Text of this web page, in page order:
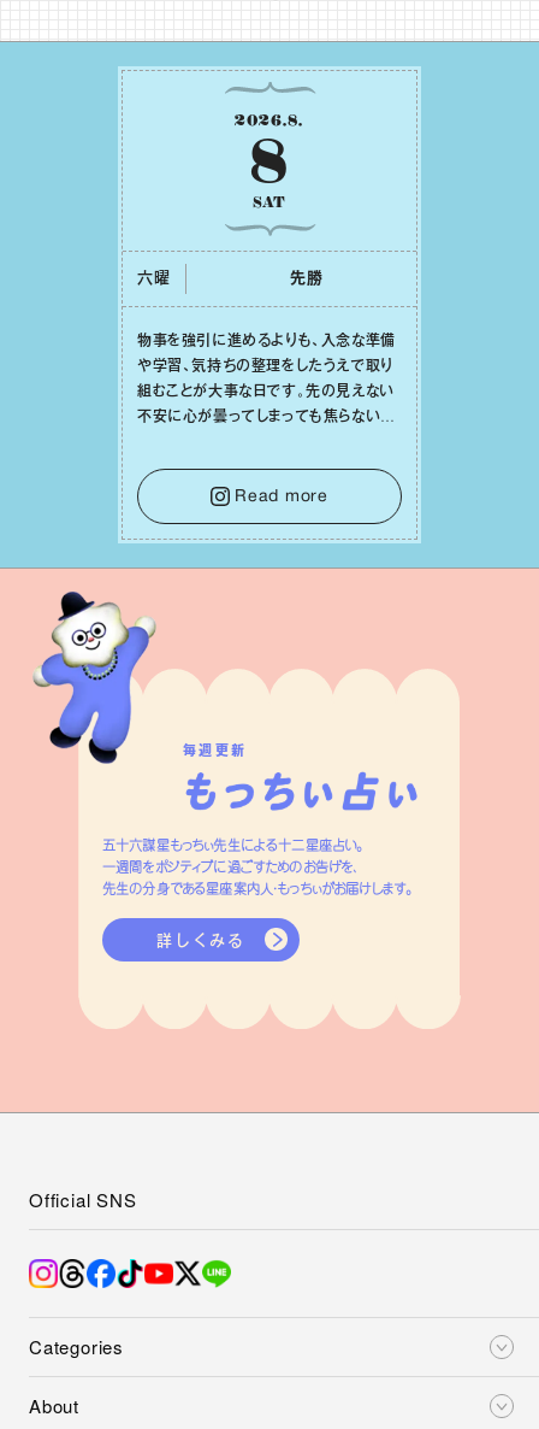
2026.8.
8
SAT
六曜 先勝
物事を強引に進めるよりも、⼊念な準備
や学習、気持ちの整理をしたうえで取り
組むことが⼤事な⽇です。先の⾒えない
不安に⼼が曇ってしまっても焦らない
⾝や疲れていそうな⼈をいたわることに
時間を使いましょう。ここでしっかりとエ
ネルギーを蓄え、困難を乗り越える⼒に
変えましょう。
Read more
毎週更新
五十六謀星もっちぃ先生による十二星座占い。
一週間をポジティブに過ごすためのお告げを、
先生の分身である星座案内人・もっちぃがお届けします。
詳しくみる
Categories
About
Official SNS